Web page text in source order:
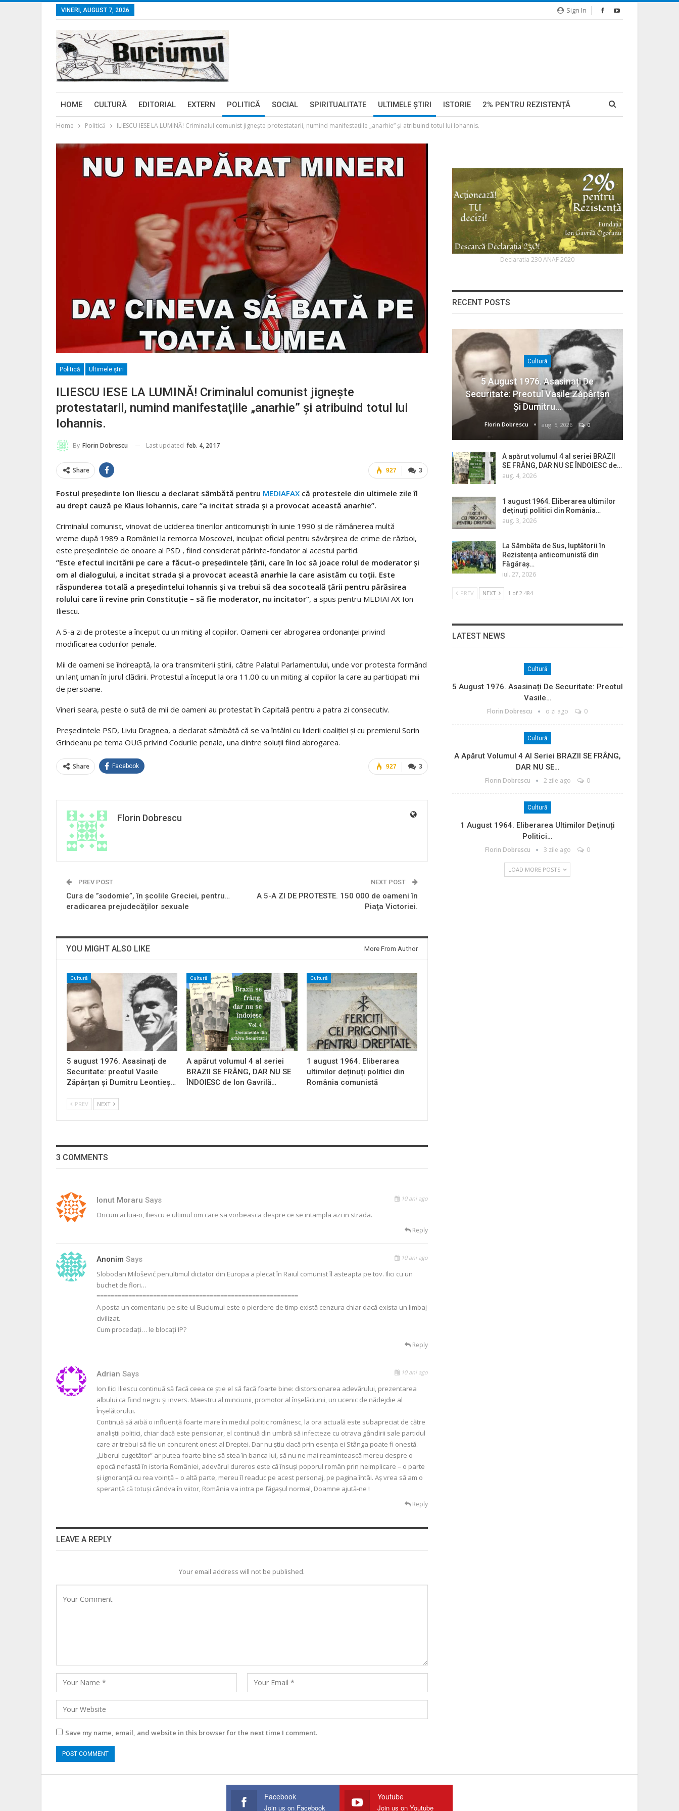
Sign In
VINERI, AUGUST 7, 2026
HOME CULTURĂ EDITORIAL EXTERN POLITICĂ SOCIAL SPIRITUALITATE ULTIMELE ŞTIRI ISTORIE 2% PENTRU REZISTENȚĂ
Home Politică ILIESCU IESE LA LUMINĂ! Criminalul comunist jigneşte protestatarii, numind manifestaţiile „anarhie” şi atribuind totul lui Iohannis.
Politică Ultimele ştiri
ILIESCU IESE LA LUMINĂ! Criminalul comunist jigneşte
protestatarii, numind manifestaţiile „anarhie” şi atribuind totul lui
Iohannis.
By Florin Dobrescu Last updated feb. 4, 2017
3
927
Share
Fostul preşedinte Ion Iliescu a declarat sâmbătă pentru MEDIAFAX că protestele din ultimele zile îl
au drept cauză pe Klaus Iohannis, care ”a incitat strada şi a provocat această anarhie”.
Criminalul comunist, vinovat de uciderea tinerilor anticomunişti în iunie 1990 şi de rămânerea multă
vreme după 1989 a României la remorca Moscovei, inculpat oficial pentru săvârşirea de crime de război,
este preşedintele de onoare al PSD , fiind considerat părinte-fondator al acestui partid.
”Este efectul incitării pe care a făcut-o preşedintele ţării, care în loc să joace rolul de moderator şi
om al dialogului, a incitat strada şi a provocat această anarhie la care asistăm cu toţii. Este
răspunderea totală a preşedintelui Iohannis şi va trebui să dea socoteală ţării pentru părăsirea
rolului care îi revine prin Constituţie – să fie moderator, nu incitator”, a spus pentru MEDIAFAX Ion
Iliescu.
A 5-a zi de proteste a început cu un miting al copiilor. Oamenii cer abrogarea ordonanţei privind
modificarea codurilor penale.
Mii de oameni se îndreaptă, la ora transmiterii ştirii, către Palatul Parlamentului, unde vor protesta formând
un lanţ uman în jurul clădirii. Protestul a început la ora 11.00 cu un miting al copiilor la care au participati mii
de persoane.
Vineri seara, peste o sută de mii de oameni au protestat în Capitală pentru a patra zi consecutiv.
Preşedintele PSD, Liviu Dragnea, a declarat sâmbătă că se va întâlni cu liderii coaliţiei şi cu premierul Sorin
Grindeanu pe tema OUG privind Codurile penale, una dintre soluţii fiind abrogarea.
3
927
Share Facebook
Florin Dobrescu
PREV POST
Curs de ”sodomie”, în școlile Greciei, pentru…
eradicarea prejudecăților sexuale
NEXT POST
A 5-A ZI DE PROTESTE. 150 000 de oameni în
Piaţa Victoriei.
YOU MIGHT ALSO LIKE More From Author
Cultură
5 august 1976. Asasinați de
Securitate: preotul Vasile
Zăpârțan și Dumitru Leontieș…
Cultură
A apărut volumul 4 al seriei
BRAZII SE FRÂNG, DAR NU SE
ÎNDOIESC de Ion Gavrilă…
Cultură
1 august 1964. Eliberarea
ultimilor deținuți politici din
România comunistă
PREV NEXT
3 COMMENTS
Ionut Moraru Says 10 ani ago
Oricum ai lua-o, Iliescu e ultimul om care sa vorbeasca despre ce se intampla azi in strada.
Reply
Anonim Says 10 ani ago
Slobodan Milošević penultimul dictator din Europa a plecat în Raiul comunist îl asteapta pe tov. Ilici cu un
buchet de flori…
=========================================================
A posta un comentariu pe site-ul Buciumul este o pierdere de timp există cenzura chiar dacă exista un limbaj
civilizat.
Cum procedați… le blocați IP?
Reply
Adrian Says 10 ani ago
Ion Ilici Iliescu continuă să facă ceea ce știe el să facă foarte bine: distorsionarea adevărului, prezentarea
albului ca fiind negru și invers. Maestru al minciunii, promotor al înșelăciunii, un ucenic de nădejdie al
Înșelătorului.
Continuă să aibă o influență foarte mare în mediul politic românesc, la ora actuală este subapreciat de către
analiștii politici, chiar dacă este pensionar, el continuă din umbră să infecteze cu otrava gândirii sale partidul
care ar trebui să fie un concurent onest al Dreptei. Dar nu știu dacă prin esența ei Stânga poate fi onestă.
„Liberul cugetător” ar putea foarte bine să stea în banca lui, să nu ne mai reamintească mereu despre o
epocă nefastă în istoria României, adevărul dureros este că însuși poporul român prin neimplicare – o parte
și ignoranță cu rea voință – o altă parte, mereu îl readuc pe acest personaj, pe pagina întâi. Aș vrea să am o
speranță că totuși cândva în viitor, România va intra pe făgașul normal, Doamne ajută-ne !
Reply
LEAVE A REPLY
Your email address will not be published.
Save my name, email, and website in this browser for the next time I comment.
Declaratia 230 ANAF 2020
RECENT POSTS
Cultură
5 August 1976. Asasinați De
Securitate: Preotul Vasile Zăpârțan
Și Dumitru…
Florin Dobrescu aug. 5, 2026 0
A apărut volumul 4 al seriei BRAZII
SE FRÂNG, DAR NU SE ÎNDOIESC de…
aug. 4, 2026
1 august 1964. Eliberarea ultimilor
deținuți politici din România…
aug. 3, 2026
La Sâmbăta de Sus, luptătorii în
Rezistența anticomunistă din
Făgăraș…
iul. 27, 2026
PREV NEXT 1 of 2.484
LATEST NEWS
Cultură
5 August 1976. Asasinați De Securitate: Preotul
Vasile…
Florin Dobrescu o zi ago 0
Cultură
A Apărut Volumul 4 Al Seriei BRAZII SE FRÂNG,
DAR NU SE…
Florin Dobrescu 2 zile ago 0
Cultură
1 August 1964. Eliberarea Ultimilor Deținuți
Politici…
Florin Dobrescu 3 zile ago 0
LOAD MORE POSTS
Facebook
Join us on Facebook
Youtube
Join us on Youtube